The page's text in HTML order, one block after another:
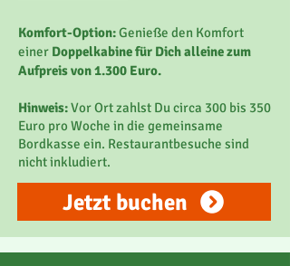
Komfort-Option:Genieße den Komfort
einer Doppelkabine für Dich alleine zum
Aufpreis von 1.300 Euro.
Hinweis:Vor Ort zahlst Du circa 300 bis 350
Euro pro Woche in die gemeinsame
Bordkasse ein. Restaurantbesuche sind
nicht inkludiert.
Jetzt buchen